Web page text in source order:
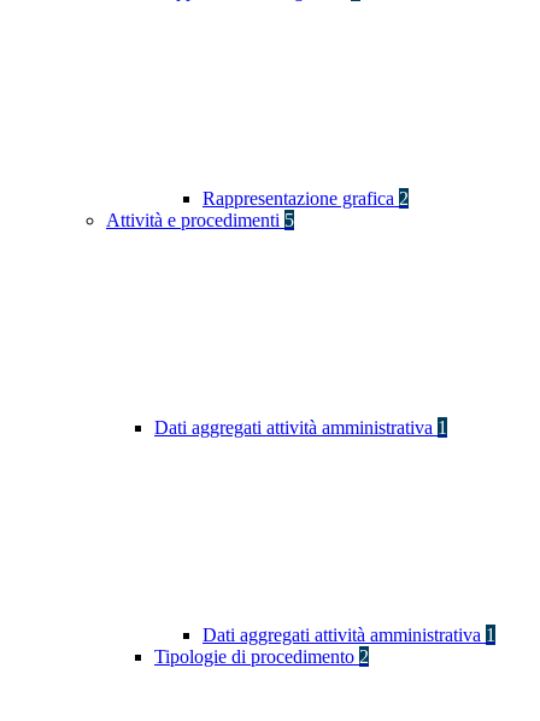
Rappresentazione grafica 2
Attività e procedimenti 5
Dati aggregati attività amministrativa 1
Dati aggregati attività amministrativa 1
Tipologie di procedimento 2